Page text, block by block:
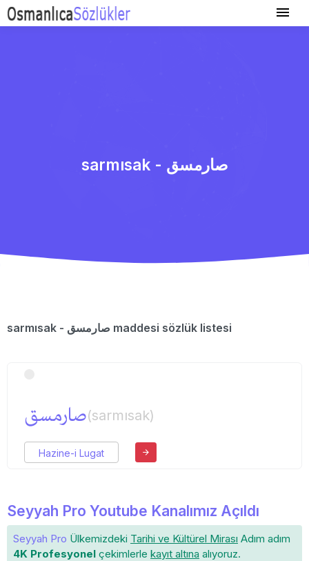
sarmısak - صارمسق
sarmısak - صارمسق maddesi sözlük listesi
صارمسق(sarmısak)
Hazine-i Lugat
Seyyah Pro Youtube Kanalımız Açıldı
Seyyah Pro Ülkemizdeki Tarihi ve Kültürel Mirası Adım adım
4K Profesyonel çekimlerle kayıt altına alıyoruz.